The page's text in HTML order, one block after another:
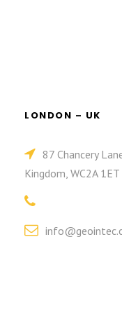
LONDON – UK
87 Chancery
Kingdom, WC2A 1ET